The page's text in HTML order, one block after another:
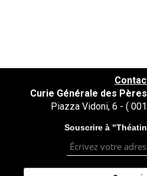
Curie Générale des
Piazza Vidoni, 6 - (
Souscrire à